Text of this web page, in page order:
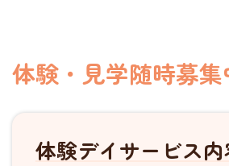
体験・見学随時募集
体験デイサービス